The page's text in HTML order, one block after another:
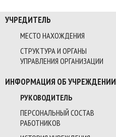
УЧРЕДИТЕЛЬ
МЕСТО НАХОЖДЕНИЯ
СТРУКТУРА И ОРГАНЫ
УПРАВЛЕНИЯ ОРГАНИЗАЦИИ
ИНФОРМАЦИЯ ОБ УЧРЕЖДЕНИИ
РУКОВОДИТЕЛЬ
ПЕРСОНАЛЬНЫЙ СОСТАВ
РАБОТНИКОВ